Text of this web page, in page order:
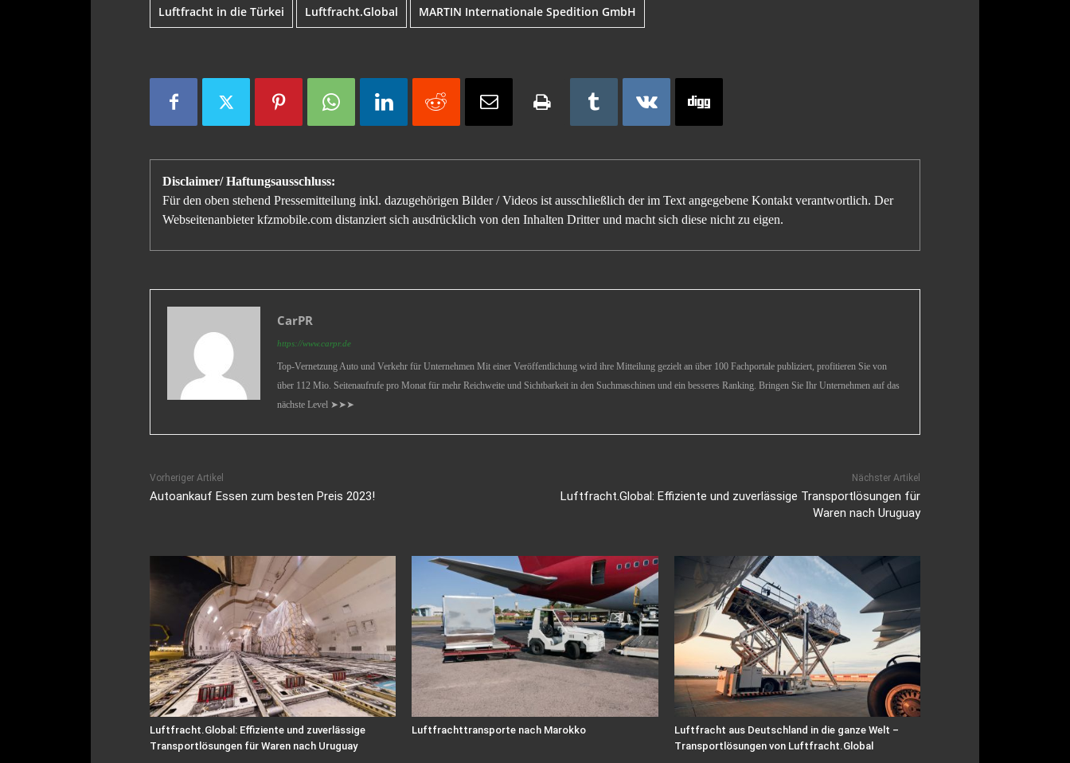
Luftfracht in die Türkei Luftfracht.Global MARTIN Internationale Spedition GmbH
Disclaimer/ Haftungsausschluss:
Für den oben stehend Pressemitteilung inkl. dazugehörigen Bilder / Videos ist ausschließlich der im Text angegebene Kontakt verantwortlich. Der
Webseitenanbieter kfzmobile.com distanziert sich ausdrücklich von den Inhalten Dritter und macht sich diese nicht zu eigen.
CarPR
https://www.carpr.de
Top-Vernetzung Auto und Verkehr für Unternehmen Mit einer Veröffentlichung wird ihre Mitteilung gezielt an über 100 Fachportale publiziert, profitieren Sie von
über 112 Mio. Seitenaufrufe pro Monat für mehr Reichweite und Sichtbarkeit in den Suchmaschinen und ein besseres Ranking. Bringen Sie Ihr Unternehmen auf das
nächste Level ➤➤➤
Vorheriger Artikel
Autoankauf Essen zum besten Preis 2023!
Nächster Artikel
Luftfracht.Global: Effiziente und zuverlässige Transportlösungen für
Waren nach Uruguay
Luftfracht.Global: Effiziente und zuverlässige
Transportlösungen für Waren nach Uruguay
Luftfrachttransporte nach Marokko
Luftfracht aus Deutschland in die ganze Welt –
Transportlösungen von Luftfracht.Global